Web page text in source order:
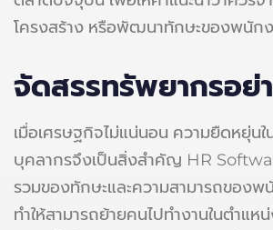
โครงสร้าง หรือพัฒนาทักษะของพนัก
จัดสรรทรัพยากรอย่
เมื่อเศรษฐกิจไม่แน่นอน ความยืดหยุ่นใ
บุคลากรจึงเป็นสิ่งสำคัญ HR
รวมของทักษะและความสามารถของพ
ทำให้สามารถย้ายคนไปทำงานในตำแห